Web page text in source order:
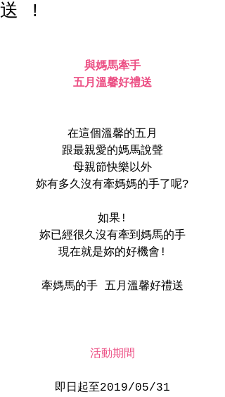
送 !
與媽馬牽手
五月溫馨好禮送
在這個溫馨的五月
跟最親愛的媽馬說聲
母親節快樂以外
妳有多久沒有牽媽媽的手了呢?
如果!
妳已經很久沒有牽到媽馬的手
現在就是妳的好機會!
牽媽馬的手 五月溫馨好禮送
活動期間
即日起至2019/05/31